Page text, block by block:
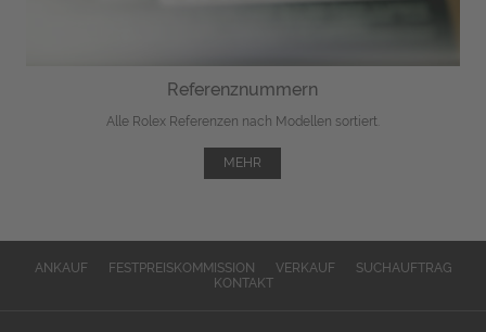
Referenznummern
Alle Rolex Referenzen nach Modellen sortiert.
MEHR
ANKAUF FESTPREISKOMMISSION VERKAUF
SUCHAUFTRAG
KONTAKT